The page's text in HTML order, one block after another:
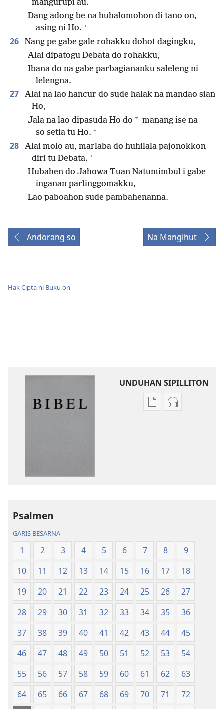
mangurupi au.
Dang adong be na huhalomohon di tano on,
asing ni Ho. +
26
Nang pe gabe gale rohakku dohot dagingku,
Alai dipatogu Debata do rohakku,
Ibana do na gabe parbagiananku saleleng ni
lelengna. +
27
Alai na lao hancur do sude halak na mandao sian
Ho,
Jala na lao dipasuda Ho do * manang ise na
so setia tu Ho. +
28
Alai molo au, marlaba do huhilala pajonokkon
diri tu Debata. +
Hubahen do Jahowa Tuan Natumimbul i gabe
inganan parlinggomakku,
Lao paboahon sude pambahenanna. +
Andorang so Na Mangihut
Hak Cipta ni Buku on
UNDUHAN SIPILLITON
Sipilliton
Naeng
Mangolu
di
Tano
na
Imbaru
Sipiliton
Naeng
Mangolu
di
Tano
na
Imbaru
Psalmen
GARIS BESARNA
1 2 3 4 5 6 7 8
9
10
11 12 13 14 15 16 17
18
19
20 21 22 23 24 25 26
27
28
29 30 31 32 33 34 35
36
37
38 39 40 41 42 43 44
45
46
47 48 49 50 51 52 53
54
55
56 57 58 59 60 61 62
63
64
65 66 67 68 69 70 71
72